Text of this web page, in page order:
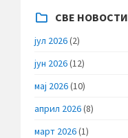
СВЕ НОВОСТИ
јул 2026(2)
јун 2026(12)
мај 2026(10)
април 2026(8)
март 2026(1)